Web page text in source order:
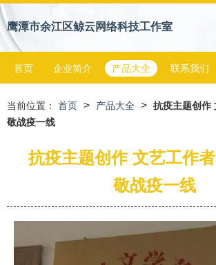
鹰潭市余江区鲸云网络科技工作室
首页 企业简介 产品大全 联系我们
当前位置： 首页 > 产品大全 > 抗疫主题创作
敬战疫一线
抗疫主题创作 文艺工作
敬战疫一线